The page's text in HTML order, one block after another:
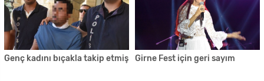
Genç kadını bıçakla takip etmiş Girne Fest için geri sayım